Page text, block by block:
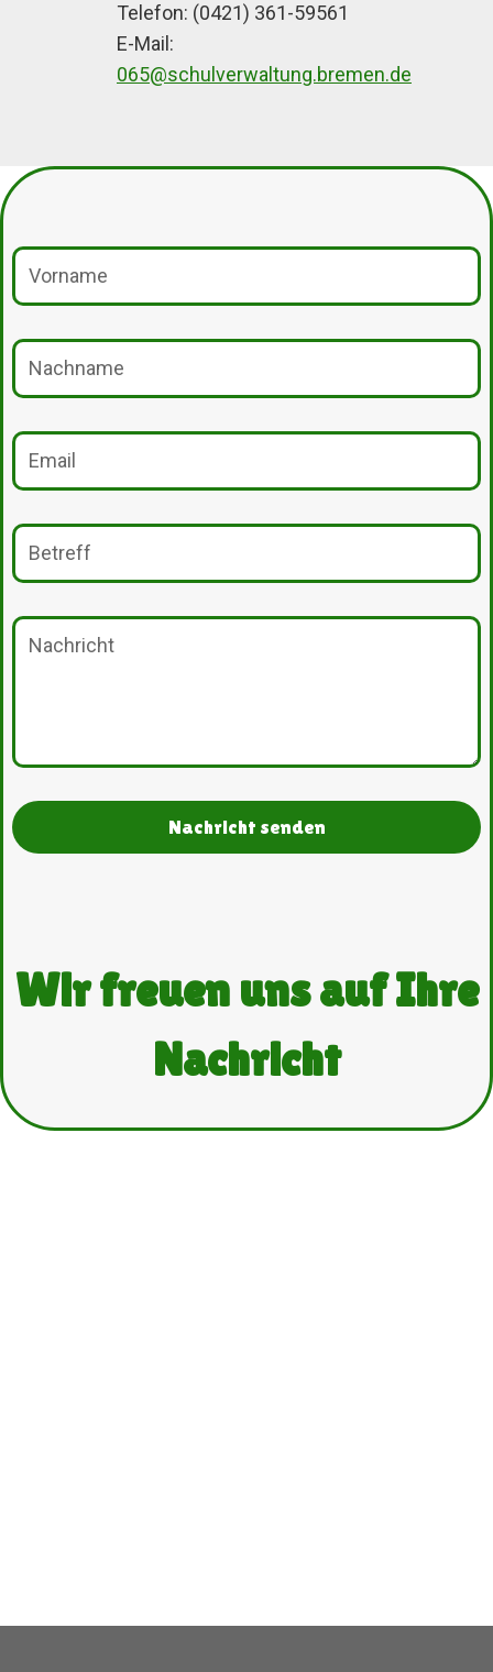
Telefon: (0421) 361-59561
E-Mail:
065@schulverwaltung.bremen.de
Nachricht senden
Wir freuen uns auf Ihre
Nachricht